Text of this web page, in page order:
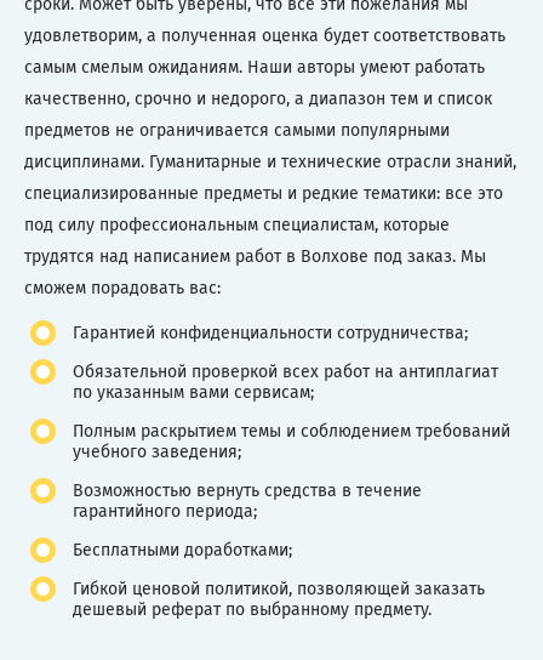
удовлетворим, а полученная оценка будет соответствовать
самым смелым ожиданиям. Наши авторы умеют работать
качественно, срочно и недорого, а диапазон тем и список
предметов не ограничивается самыми популярными
дисциплинами. Гуманитарные и технические отрасли знаний,
специализированные предметы и редкие тематики: все это
под силу профессиональным специалистам, которые
трудятся над написанием работ в Волхове под заказ. Мы
сможем порадовать вас:
Гарантией конфиденциальности сотрудничества;
Обязательной проверкой всех работ на антиплагиат
по указанным вами сервисам;
Полным раскрытием темы и соблюдением требований
учебного заведения;
Возможностью вернуть средства в течение
гарантийного периода;
Бесплатными доработками;
Гибкой ценовой политикой, позволяющей заказать
дешевый реферат по выбранному предмету.